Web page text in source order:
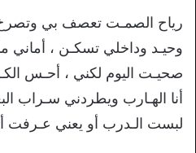
رياح الصمـت تعصف بي
وحيـد وداخلي تسكـن ، أماني
صحيـت اليوم لكني ، أحـس
أنا الهـارب ويطردني سـراب
لبست الـدرب أو يعني عـرفت